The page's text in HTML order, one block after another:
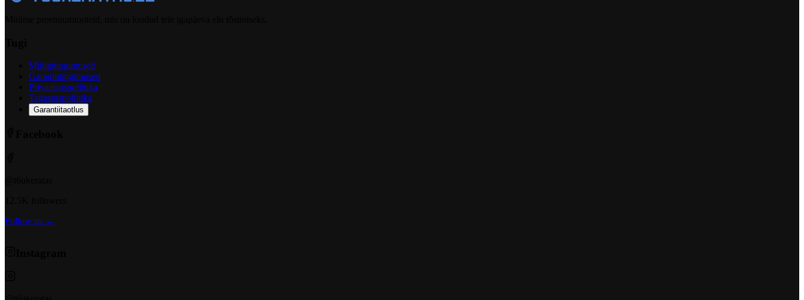
Müügitingimused
Garantiitingimused
Privaatsuspoliitika
Tagastuspoliitika
Garantiitaotlus
Follow us →